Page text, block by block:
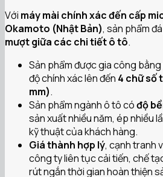
Với máy mài chính xác đến cấp
Okamoto (Nhật Bản), sản phẩm
mượt giữa các chi tiết ô tô.
Sản phẩm được gia công bằng
độ chính xác lên đến 4 chữ số
mm).
Sản phẩm ngành ô tô cóđộ
sản xuất nhiều năm, ép nhiều
kỹ thuật của khách hàng.
Giá thành hợp lý, cạnh tranh
công ty liên tục cải tiến, chế
rút ngắn thời gian hoàn thiện